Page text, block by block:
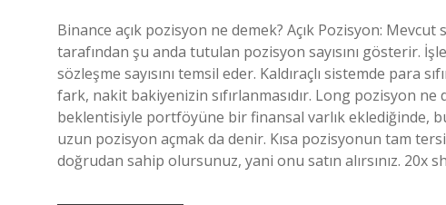
Binance açık pozisyon ne demek? Açık Pozisyon:
tarafından şu anda tutulan pozisyon sayısını gösterir.
sözleşme sayısını temsil eder. Kaldıraçlı sistemde para
fark, nakit bakiyenizin sıfırlanmasıdır. Long pozisyon ne
beklentisiyle portföyüne bir finansal varlık eklediğinde,
uzun pozisyon açmak da denir. Kısa pozisyonun tam
doğrudan sahip olursunuz, yani onu satın alırsınız. 20x